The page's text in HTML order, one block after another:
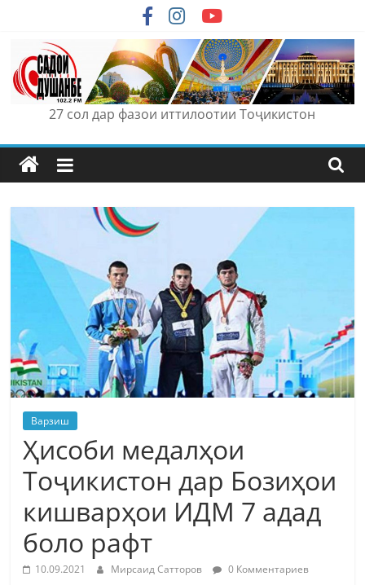
content
27 сол дар фазои иттилоотии Тоҷикистон
Варзиш
Ҳисоби медалҳои
Тоҷикистон дар Бозиҳои
кишварҳои ИДМ 7 адад
боло рафт
10.09.2021 Мирсаид Сатторов 0 Комментариев